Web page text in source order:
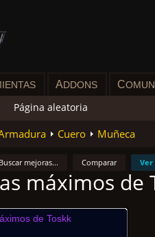
ADDONS C
Página aleatoria
Cuero Muñeca
Ver
Comparar
Buscar mejoras...
máximos de
de Toskk